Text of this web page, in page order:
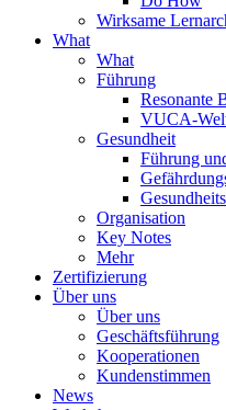
Wirksame
What
What
Führung
Resonante
VUCA-
Gesundheit
Führung
Organisation
Key Notes
Mehr
Zertifizierung
Über uns
Über uns
Geschäftsführung
Kooperationen
Kundenstimmen
News